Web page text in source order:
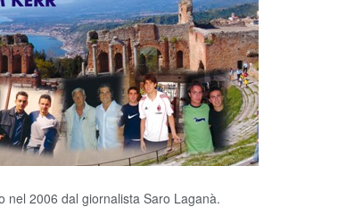
nel 2006 dal giornalista Saro Laganà.